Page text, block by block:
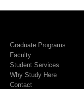
Graduate Programs
Faculty
Student Services
Why Study Here
Contact